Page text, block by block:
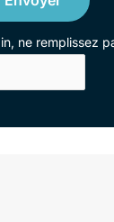
ne remplissez